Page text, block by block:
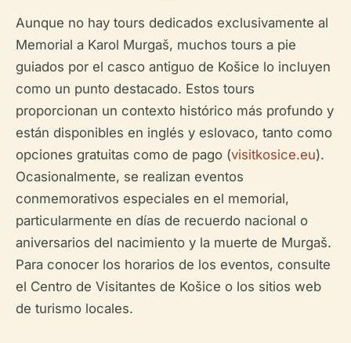
Aunque no hay tours dedicados exclusivamente al
Memorial a Karol Murgaš, muchos tours a pie
guiados por el casco antiguo de Košice lo incluyen
como un punto destacado. Estos tours
proporcionan un contexto histórico más profundo y
están disponibles en inglés y eslovaco, tanto como
opciones gratuitas como de pago (visitkosice.eu).
Ocasionalmente, se realizan eventos
conmemorativos especiales en el memorial,
particularmente en días de recuerdo nacional o
aniversarios del nacimiento y la muerte de Murgaš.
Para conocer los horarios de los eventos, consulte
el Centro de Visitantes de Košice o los sitios web
de turismo locales.